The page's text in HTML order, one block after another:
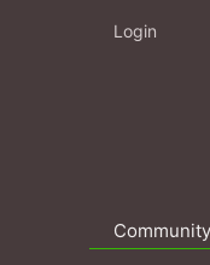
Login
Community